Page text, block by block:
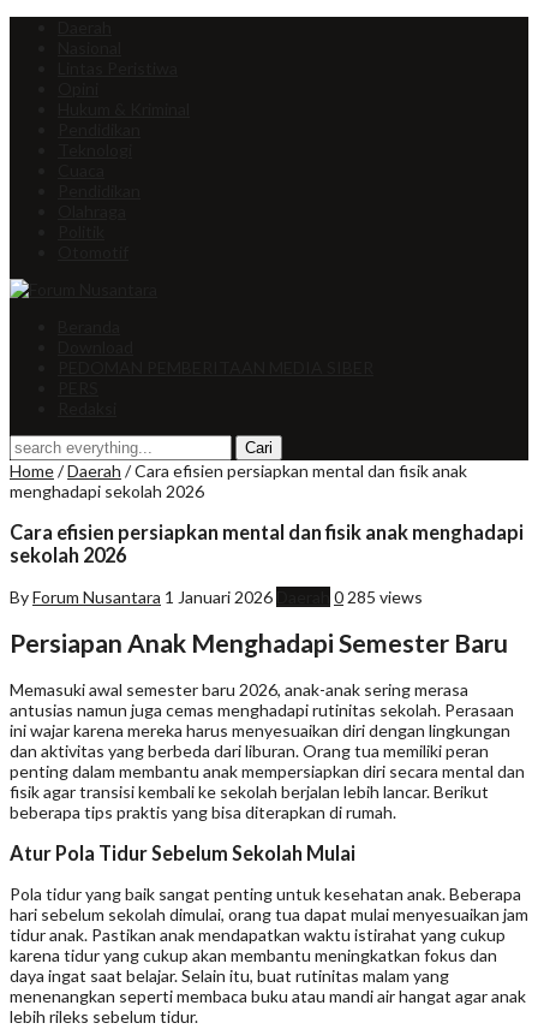
Home/Daerah /Cara efisien persiapkan mental dan fisik anak
menghadapi sekolah 2026
Cara efisien persiapkan mental dan fisik anak menghadapi
sekolah 2026
ByForum Nusantara 1 Januari 2026 0 285 views
Persiapan Anak Menghadapi Semester Baru
Memasuki awal semester baru 2026, anak-anak sering merasa
antusias namun juga cemas menghadapi rutinitas sekolah. Perasaan
ini wajar karena mereka harus menyesuaikan diri dengan lingkungan
dan aktivitas yang berbeda dari liburan. Orang tua memiliki peran
penting dalam membantu anak mempersiapkan diri secara mental dan
fisik agar transisi kembali ke sekolah berjalan lebih lancar. Berikut
beberapa tips praktis yang bisa diterapkan di rumah.
Atur Pola Tidur Sebelum Sekolah Mulai
Pola tidur yang baik sangat penting untuk kesehatan anak. Beberapa
hari sebelum sekolah dimulai, orang tua dapat mulai menyesuaikan jam
tidur anak. Pastikan anak mendapatkan waktu istirahat yang cukup
karena tidur yang cukup akan membantu meningkatkan fokus dan
daya ingat saat belajar. Selain itu, buat rutinitas malam yang
menenangkan seperti membaca buku atau mandi air hangat agar anak
lebih rileks sebelum tidur.